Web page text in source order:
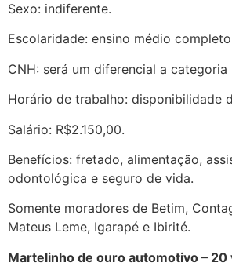
Sexo: indiferente.
Escolaridade: ensino médio
CNH: será um diferencial a categoria
Horário de trabalho: disponibilidade
Salário: R$2.150,00.
Benefícios: fretado, alimentação,
odontológica e seguro de vida.
Somente moradores de Betim,
Mateus Leme, Igarapé e Ibirité.
Martelinho de ouro automotivo – 20